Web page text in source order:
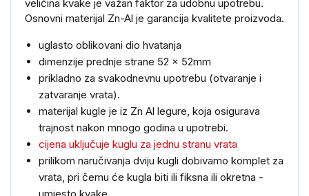
veličina kvake je važan faktor za udobnu upotrebu.
Osnovni materijal Zn-Al je garancija kvalitete proizvoda.
uglasto oblikovani dio hvatanja
dimenzije prednje strane 52 x 52mm
prikladno za svakodnevnu upotrebu (otvaranje i
zatvaranje vrata).
materijal kugle je iz Zn Al legure, koja osigurava
trajnost nakon mnogo godina u upotrebi.
cijena uključuje kuglu za jednu stranu vrata
prilikom naručivanja dviju kugli dobivamo komplet za
vrata, pri čemu će kugla biti ili fiksna ili okretna -